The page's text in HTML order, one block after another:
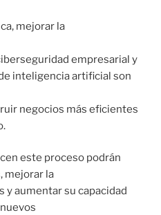
mejorar la
empresarial y
inteligencia artificial son
negocios más eficientes
este proceso podrán
mejorar la
y aumentar su capacidad